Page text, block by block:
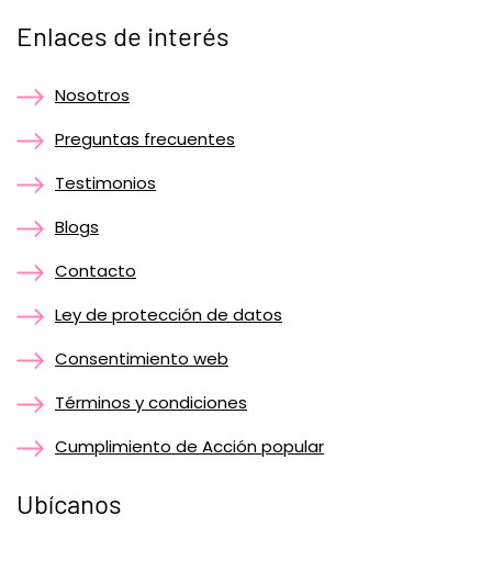
Enlaces de interés
Nosotros
Preguntas frecuentes
Testimonios
Blogs
Contacto
Ley de protección de datos
Consentimiento web
Términos y condiciones
Cumplimiento de Acción popular
Ubícanos